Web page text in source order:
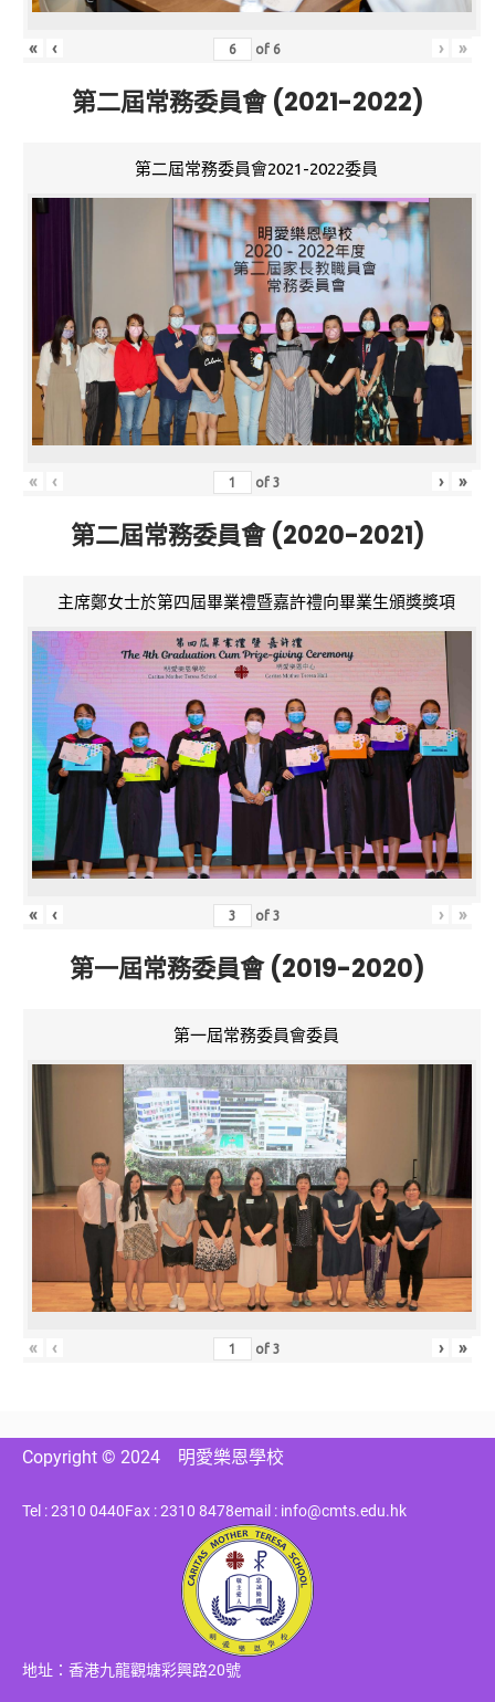
« ‹ of 6 › »
第二屆常務委員會 (2021-2022)
第二屆常務委員會2021-2022委員
« ‹ of3 › »
第二屆常務委員會 (2020-2021)
主席鄭女士於第四屆畢業禮暨嘉許禮向畢業生頒獎獎項
« ‹ of3 › »
第一屆常務委員會 (2019-2020)
第一屆常務委員會委員
« ‹ of3 › »
Copyright © 2024 明愛樂恩學校
Tel : 2310 0440Fax : 2310 8478email : info@cmts.edu.hk
地址：香港九龍觀塘彩興路20號